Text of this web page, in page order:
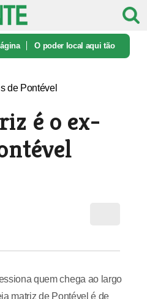
O poder local aqui tão
é o ex-
quem chega ao largo
matriz de Pontével é de